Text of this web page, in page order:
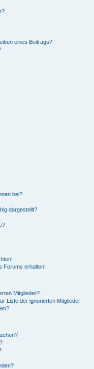
eines Beitrags?
bei?
dargestellt?
Forums erhalten!
Mitglieder?
Liste der ignorierten Mitglieder